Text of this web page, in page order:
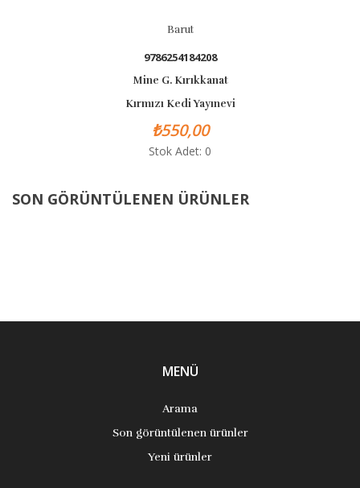
Barut
9786254184208
Mine G. Kırıkkanat
Kırmızı Kedi Yayınevi
₺550,00
Stok Adet: 0
SON GÖRÜNTÜLENEN ÜRÜNLER
MENÜ
Arama
Son görüntülenen ürünler
Yeni ürünler